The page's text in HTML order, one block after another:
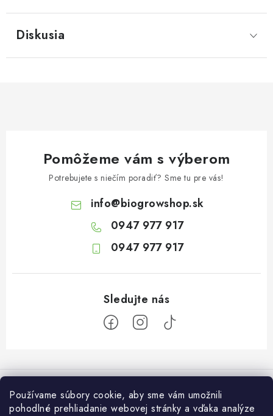
Používame súbory cookie, aby sme vám umožnili
pohodlné prehliadanie webovej stránky a vďaka analýze
Diskusia
Pomôžeme vám s výberom
Potrebujete s niečím poradiť? Sme tu pre vás!
info@biogrowshop.sk
0947 977 917
0947 977 917
á
O nás